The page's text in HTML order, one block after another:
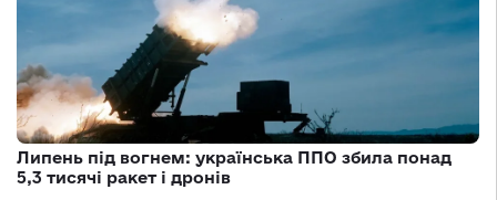
Липень під вогнем: українська ППО збила понад
5,3 тисячі ракет і дронів